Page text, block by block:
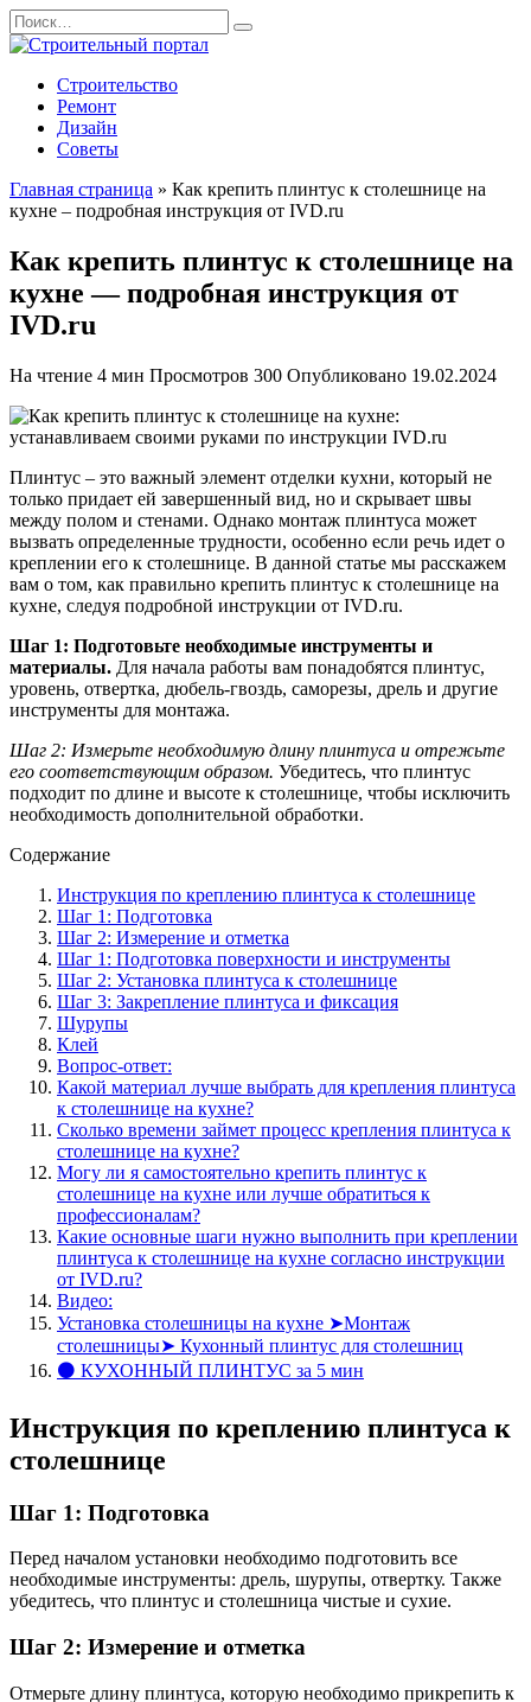
Перейти
к
содержанию
Search
for:
Строительство
Ремонт
Дизайн
Советы
Главная страница » Как крепить плинтус к столешнице на
кухне – подробная инструкция от IVD.ru
Как крепить плинтус к столешнице на
кухне — подробная инструкция от
IVD.ru
На чтение 4 мин Просмотров 300 Опубликовано 19.02.2024
Плинтус – это важный элемент отделки кухни, который не
только придает ей завершенный вид, но и скрывает швы
между полом и стенами. Однако монтаж плинтуса может
вызвать определенные трудности, особенно если речь идет о
креплении его к столешнице. В данной статье мы расскажем
вам о том, как правильно крепить плинтус к столешнице на
кухне, следуя подробной инструкции от IVD.ru.
Шаг 1: Подготовьте необходимые инструменты и
материалы. Для начала работы вам понадобятся плинтус,
уровень, отвертка, дюбель-гвоздь, саморезы, дрель и другие
инструменты для монтажа.
Шаг 2: Измерьте необходимую длину плинтуса и отрежьте
его соответствующим образом. Убедитесь, что плинтус
подходит по длине и высоте к столешнице, чтобы исключить
необходимость дополнительной обработки.
Содержание
Инструкция по креплению плинтуса к столешнице
Шаг 1: Подготовка
Шаг 2: Измерение и отметка
Шаг 1: Подготовка поверхности и инструменты
Шаг 2: Установка плинтуса к столешнице
Шаг 3: Закрепление плинтуса и фиксация
Шурупы
Клей
Вопрос-ответ:
Какой материал лучше выбрать для крепления плинтуса
к столешнице на кухне?
Сколько времени займет процесс крепления плинтуса к
столешнице на кухне?
Могу ли я самостоятельно крепить плинтус к
столешнице на кухне или лучше обратиться к
профессионалам?
Какие основные шаги нужно выполнить при креплении
плинтуса к столешнице на кухне согласно инструкции
от IVD.ru?
Видео:
Установка столешницы на кухне ➤Монтаж
столешницы➤ Кухонный плинтус для столешниц
⚫ КУХОННЫЙ ПЛИНТУС за 5 мин
Инструкция по креплению плинтуса к
столешнице
Шаг 1: Подготовка
Перед началом установки необходимо подготовить все
необходимые инструменты: дрель, шурупы, отвертку. Также
убедитесь, что плинтус и столешница чистые и сухие.
Шаг 2: Измерение и отметка
Отмерьте длину плинтуса, которую необходимо прикрепить к